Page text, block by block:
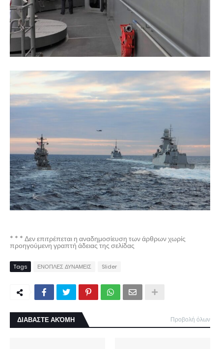
* * * Δεν επιτρέπεται η αναδημοσίευση των άρθρων χωρίς
προηγούμενη γραπτή άδειας της σελίδας
Tags ΕΝΟΠΛΕΣ ΔΥΝΑΜΕΙΣ Slider
ΔΙΑΒΑΣΤΕ ΑΚΌΜΗ Προβολή όλων